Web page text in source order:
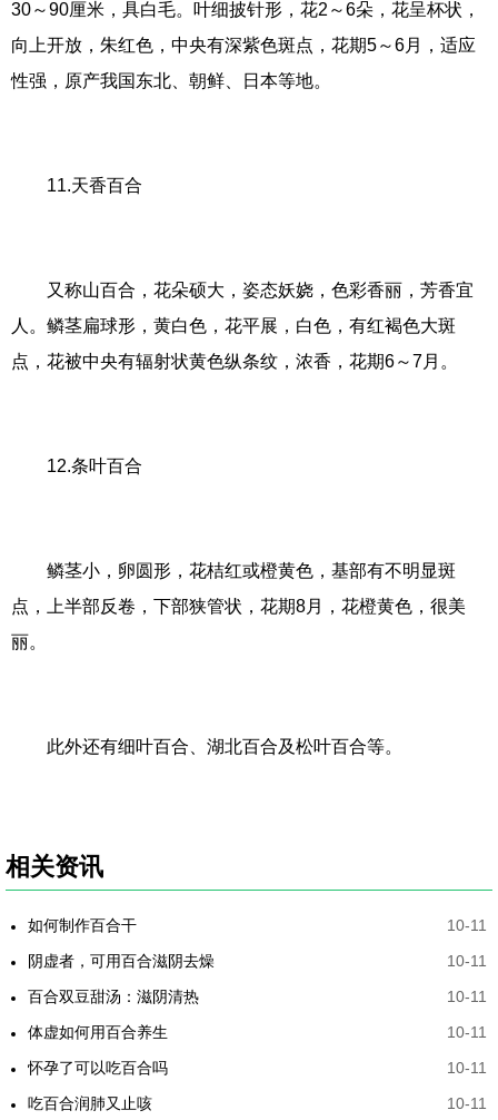
30～90厘米，具白毛。叶细披针形，花2～6朵，花呈杯状，
向上开放，朱红色，中央有深紫色斑点，花期5～6月，适应
性强，原产我国东北、朝鲜、日本等地。
11.天香百合
又称山百合，花朵硕大，姿态妖娆，色彩香丽，芳香宜
人。鳞茎扁球形，黄白色，花平展，白色，有红褐色大斑
点，花被中央有辐射状黄色纵条纹，浓香，花期6～7月。
12.条叶百合
鳞茎小，卵圆形，花桔红或橙黄色，基部有不明显斑
点，上半部反卷，下部狭管状，花期8月，花橙黄色，很美
丽。
此外还有细叶百合、湖北百合及松叶百合等。
相关资讯
如何制作百合干
10-11
阴虚者，可用百合滋阴去燥
10-11
百合双豆甜汤：滋阴清热
10-11
体虚如何用百合养生
10-11
怀孕了可以吃百合吗
10-11
吃百合润肺又止咳
10-11